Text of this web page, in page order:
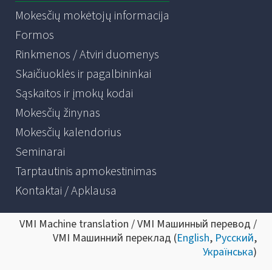
Mokesčių mokėtojų informacija
Formos
Rinkmenos / Atviri duomenys
Skaičiuoklės ir pagalbininkai
Sąskaitos ir įmokų kodai
Mokesčių žinynas
Mokesčių kalendorius
Seminarai
Tarptautinis apmokestinimas
Kontaktai / Apklausa
VMI Machine translation / VMI Машинный перевод /
VMI Машинний переклад (English, Русский,
Українська)